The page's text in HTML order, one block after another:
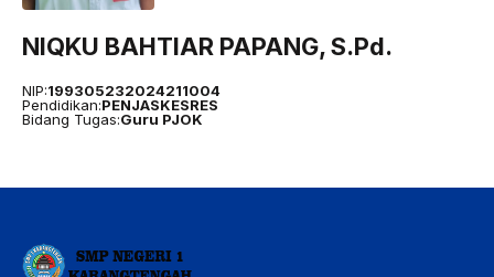
NIQKU BAHTIAR PAPANG, S.Pd.
NIP:199305232024211004
Pendidikan:PENJASKESRES
Bidang Tugas:Guru PJOK